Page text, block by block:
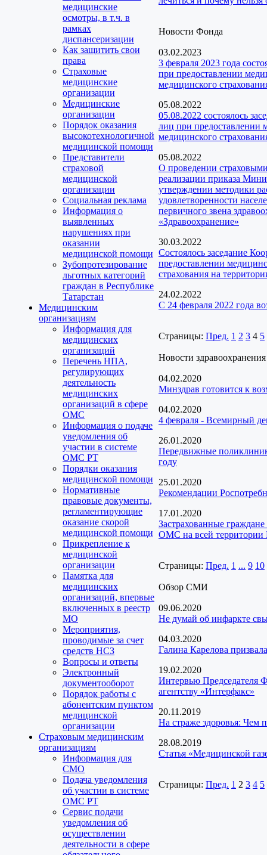
медицинские
осмотры, в т.ч. в
рамках
диспансеризации
Как защитить свои
права
Страховые
медицинские
организации
Медицинские
организации
Порядок оказания
высокотехнологичной
медицинской помощи
Представители
страховой
медицинской
организации
Социальная реклама
Информация о
выявленных
нарушениях при
оказании
медицинской помощи
Зубопротезирование
льготных категорий
граждан в Республике
Татарстан
Медицинским
организациям
Информация для
медицинских
организаций
Перечень НПА,
регулирующих
деятельность
медицинских
организаций в сфере
ОМС
Информация о подаче
уведомления об
участии в системе
ОМС РТ
Порядки оказания
медицинской помощи
Нормативные
правовые документы,
регламентирующие
оказание скорой
медицинской помощи
Прикрепление к
медицинской
организации
Памятка для
медицинских
организаций, впервые
включенных в реестр
МО
Мероприятия,
проводимые за счет
средств НСЗ
Вопросы и ответы
Электронный
документооборот
Порядок работы с
абонентским пунктом
медицинской
организации
Страховым медицинским
организациям
Информация для
СМО
Подача уведомления
об участии в системе
ОМС РТ
Сервис подачи
уведомления об
осуществлении
деятельности в сфере
Новости Фонда
03.02.2023
3 февраля 2023 года
при предоставлении
медицинского
05.08.2022
05.08.2022 состоялось
лиц при предоставлении
медицинского
05.08.2022
О проведении
реализации приказа
утверждении методики
удовлетворенности
первичного звена
«Здравоохранение»
30.03.2022
Состоялось заседание
предоставлении
страхования на
24.02.2022
С 24 февраля 2022 года
Страницы: Пред. 1 2 3 4 5
Новости здравоохранения
04.02.2020
Минздрав готовится к
04.02.2020
4 февраля - Всемирный
26.01.2020
Передвижные
году
25.01.2020
Рекомендации
17.01.2020
Застрахованные
ОМС на всей территории
Страницы: Пред. 1 ... 9 10
Обзор СМИ
09.06.2020
Не думай об инфаркте
04.03.2020
Галина Карелова
19.02.2020
Интервью Председателя
агентству «Интерфакс»
20.11.2019
На страже здоровья: Чем
28.08.2019
Статья «Медицинской
Страницы: Пред. 1 2 3 4 5